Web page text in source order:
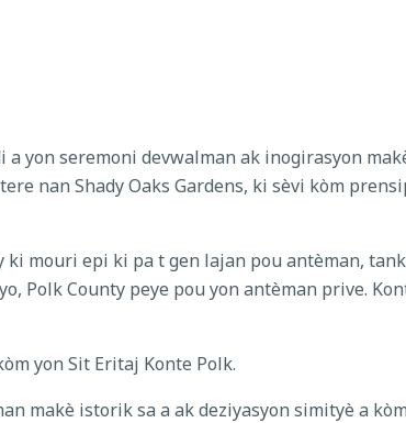
a yon seremoni devwalman ak inogirasyon
nan Shady Oaks Gardens, ki sèvi kòm
ki mouri epi ki pa t gen lajan pou antèman,
Polk County peye pou yon antèman prive.
yon Sit Eritaj Konte Polk.
makè istorik sa a ak deziyasyon simityè a